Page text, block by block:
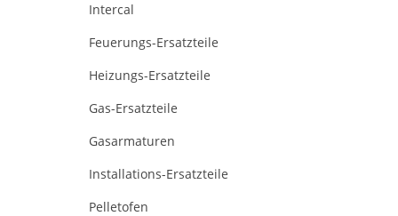
Intercal
Feuerungs-Ersatzteile
Heizungs-Ersatzteile
Gas-Ersatzteile
Gasarmaturen
Installations-Ersatzteile
Pelletofen